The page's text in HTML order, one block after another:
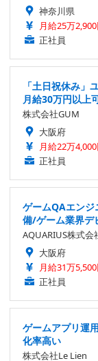
神奈川県
月給25万
正社員
「土日祝休み」
月給30万円以上
株式会社GUM
大阪府
月給22万
正社員
ゲームQAエン
備/ゲーム業界デ
AQUARIUS株式会
大阪府
月給31万
正社員
ゲームアプリ運
化率高い
株式会社Le Lien